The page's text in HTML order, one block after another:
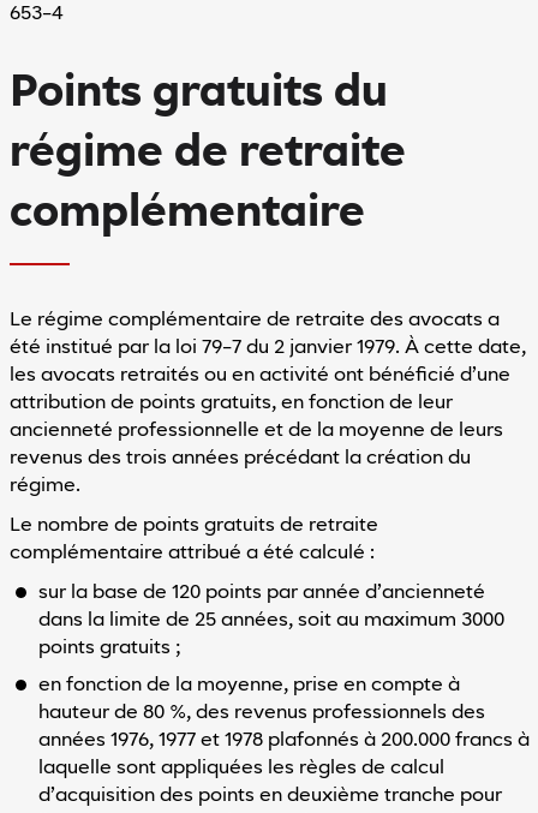
653-4
Points gratuits du
régime de retraite
complémentaire
Le régime complémentaire de retraite des avocats a
été institué par la loi 79-7 du 2 janvier 1979. À cette date,
les avocats retraités ou en activité ont bénéficié d’une
attribution de points gratuits, en fonction de leur
ancienneté professionnelle et de la moyenne de leurs
revenus des trois années précédant la création du
régime.
Le nombre de points gratuits de retraite
complémentaire attribué a été calculé :
sur la base de 120 points par année d’ancienneté
dans la limite de 25 années, soit au maximum 3000
points gratuits ;
en fonction de la moyenne, prise en compte à
hauteur de 80 %, des revenus professionnels des
années 1976, 1977 et 1978 plafonnés à 200.000 francs à
laquelle sont appliquées les règles de calcul
d’acquisition des points en deuxième tranche pour